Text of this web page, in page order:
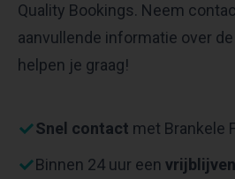
Quality Bookings. Neem
aanvullende informatie over
helpen je graag!
Snel contact met Brankele
Binnen 24 uur een